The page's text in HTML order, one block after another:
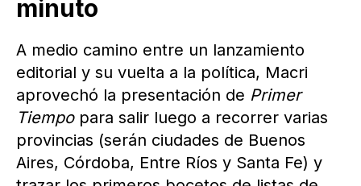
minuto
A medio camino entre un lanzamiento
editorial y su vuelta a la política, Macri
aprovechó la presentación de Primer
Tiempopara salir luego a recorrer varias
provincias (serán ciudades de Buenos
Aires, Córdoba, Entre Ríos y Santa Fe) y